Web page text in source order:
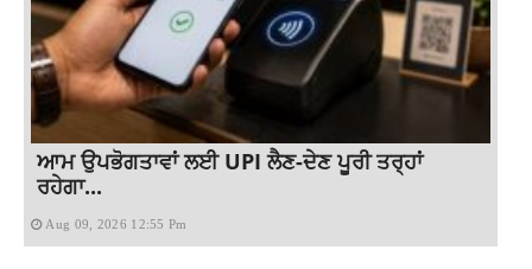
ਆਮ ਉਪਭੋਗਤਾਵਾਂ ਲਈ UPI ਲੈਣ-ਦੇਣ ਪੂਰੀ ਤਰ੍ਹਾਂ
ਰਹੇਗਾ...
Aug 09, 2026 12:55 Pm